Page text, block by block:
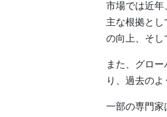
市場では近年
主な根拠と
の向上、そし
また、グロ
り、過去の
一部の専門家